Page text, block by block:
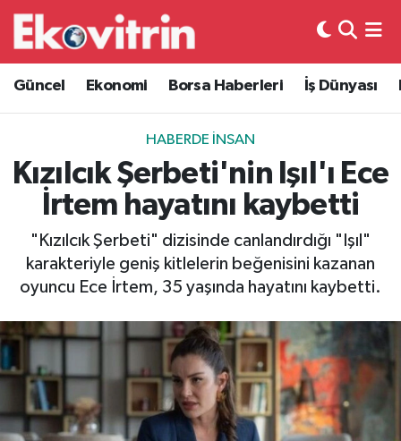
Güncel Ekonomi Borsa Haberleri İş Dünyası
HABERDE İNSAN
Kızılcık Şerbeti'nin Işıl'ı Ece
İrtem hayatını kaybetti
"Kızılcık Şerbeti" dizisinde canlandırdığı "Işıl"
karakteriyle geniş kitlelerin beğenisini kazanan
oyuncu Ece İrtem, 35 yaşında hayatını kaybetti.
Güncel
Ekonomi
Borsa Haberleri
İş Dünyası
Lojistik
Otovitrin
Asayiş
Magazin
Gayrimenkul
Hava Durumu
Trafik Durumu
Süper Lig Puan Durumu ve Fikstür
Tüm Manşetler
Son Dakika Haberleri
Haber Arşivi